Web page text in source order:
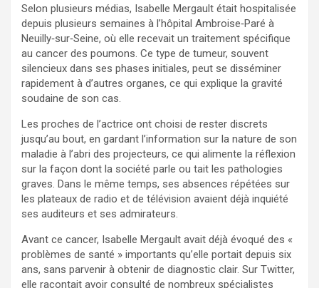
Selon plusieurs médias, Isabelle Mergault était hospitalisée
depuis plusieurs semaines à l’hôpital Ambroise‑Paré à
Neuilly‑sur‑Seine, où elle recevait un traitement spécifique
au cancer des poumons. Ce type de tumeur, souvent
silencieux dans ses phases initiales, peut se disséminer
rapidement à d’autres organes, ce qui explique la gravité
soudaine de son cas.
Les proches de l’actrice ont choisi de rester discrets
jusqu’au bout, en gardant l’information sur la nature de son
maladie à l’abri des projecteurs, ce qui alimente la réflexion
sur la façon dont la société parle ou tait les pathologies
graves. Dans le même temps, ses absences répétées sur
les plateaux de radio et de télévision avaient déjà inquiété
ses auditeurs et ses admirateurs.
Avant ce cancer, Isabelle Mergault avait déjà évoqué des «
problèmes de santé » importants qu’elle portait depuis six
ans, sans parvenir à obtenir de diagnostic clair. Sur Twitter,
elle racontait avoir consulté de nombreux spécialistes